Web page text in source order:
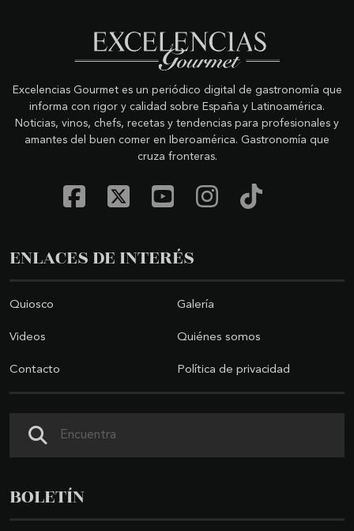
Excelencias Gourmet es un periódico digital de gastronomía que
informa con rigor y calidad sobre España y Latinoamérica.
Noticias, vinos, chefs, recetas y tendencias para profesionales y
amantes del buen comer en Iberoamérica. Gastronomía que
cruza fronteras.
ENLACES DE INTERÉS
Quiosco Galería
Videos Quiénes somos
Contacto Política de privacidad
BOLETÍN